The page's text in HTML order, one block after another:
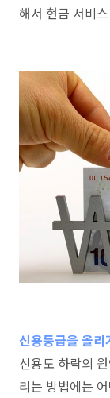
해서 현금 서비
신용등급을 올
신용도 하락의
리는 방법에는